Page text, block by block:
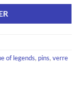
of legends, pins, verre